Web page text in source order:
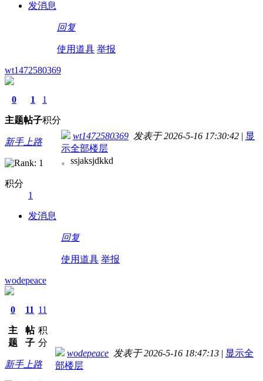
发消息
回复
使用道具 举报
wt1472580369
0
主题
1
帖子
1
积分
新手上路
积分
1
发消息
wt1472580369 发表于 2026-5-16 17:30:42 | 显
示全部楼层
。ssjaksjdkkd
回复
使用道具 举报
wodepeace
0
主
题
11
帖
子
11
积
分
新手上路
wodepeace 发表于 2026-5-16 18:47:13 | 显示全
部楼层